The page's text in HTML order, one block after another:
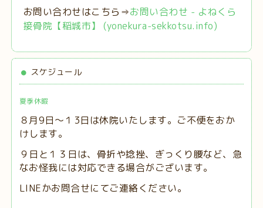
お問い合わせはこちら⇒お問い合わせ - よねくら
接骨院【稲城市】 (yonekura-sekkotsu.info)
スケジュール
夏季休暇
８月9日～１3日は休院いたします。ご不便をおか
けします。
９日と１３日は、 骨折や捻挫、ぎっくり腰など、急
なお怪我には対応できる場合がございます。
LINEかお問合せにてご連絡ください。